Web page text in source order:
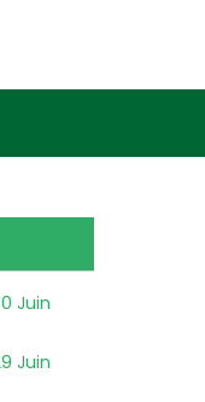
Juin
Juin